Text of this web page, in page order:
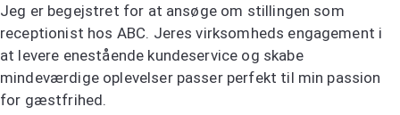
Jeg er begejstret for at ansøge om stillingen som
receptionist hos ABC. Jeres virksomheds engagement i
at levere enestående kundeservice og skabe
mindeværdige oplevelser passer perfekt til min passion
for gæstfrihed.